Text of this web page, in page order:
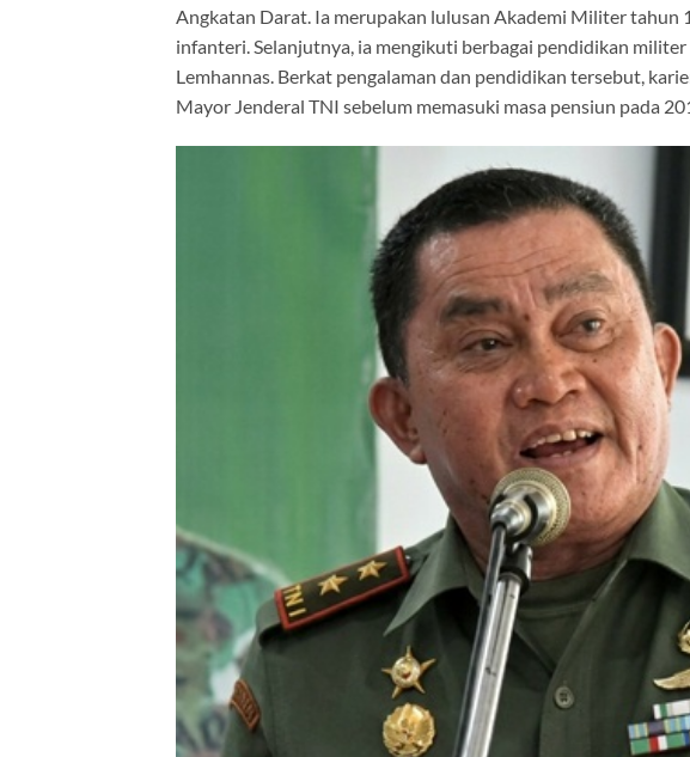
Angkatan Darat. Ia merupakan lulusan Akademi Militer tahun
infanteri. Selanjutnya, ia mengikuti berbagai pendidikan militer
Lemhannas. Berkat pengalaman dan pendidikan tersebut,
Mayor Jenderal TNI sebelum memasuki masa pensiun pada